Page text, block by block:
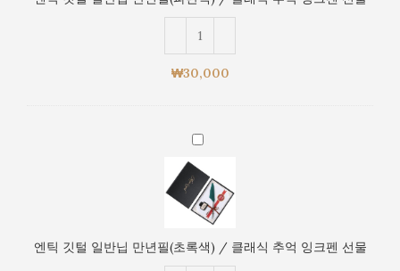
억
잉
크
펜
닙
필
(파
/
클
래
식
추
억
잉
₩30,000
엔
깃
털
일
닙
엔틱 깃털 일반닙 만년필(초록색) / 클래식 추억 잉크펜 선물